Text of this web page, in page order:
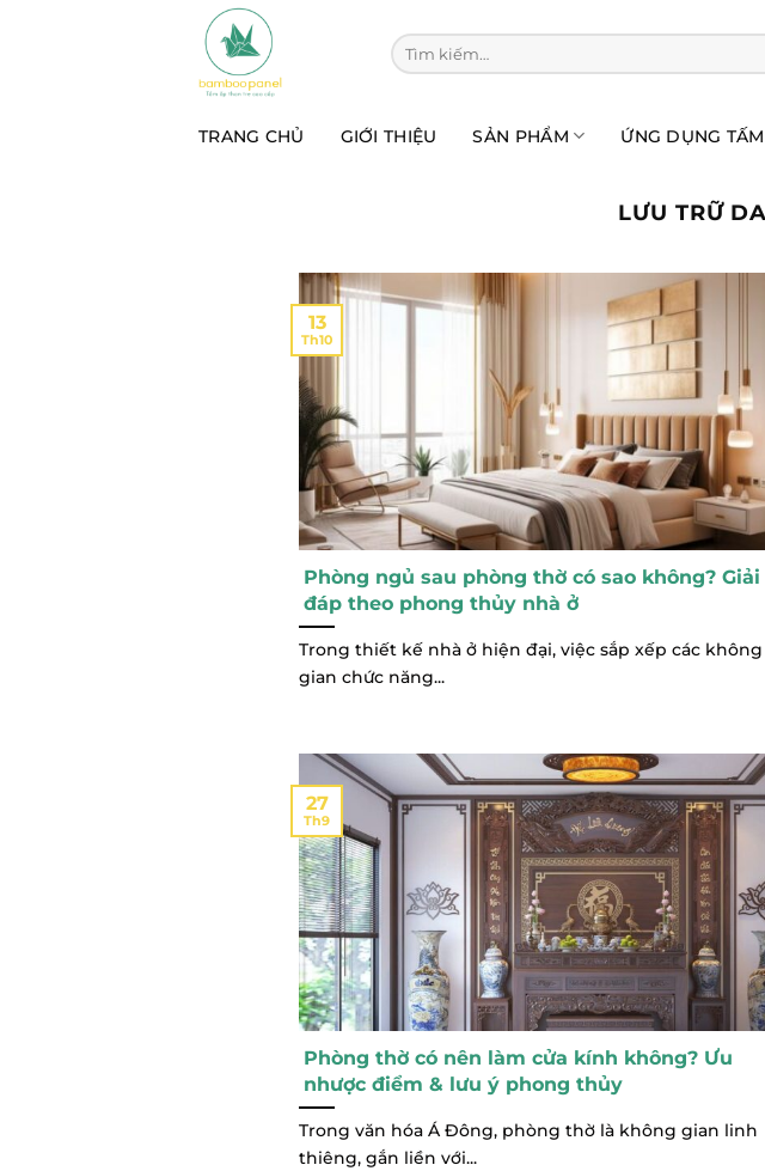
Tìm kiếm:
TRANG CHỦ GIỚI THIỆU SẢN PHẨM ỨNG DỤNG
LƯU TRỮ
Phòng ngủ sau phòng thờ có sao không? Giải
đáp theo phong thủy nhà ở
Trong thiết kế nhà ở hiện đại, việc sắp xếp các không
gian chức năng...
13
Th10
Phòng thờ có nên làm cửa kính không? Ưu
nhược điểm & lưu ý phong thủy
Trong văn hóa Á Đông, phòng thờ là không gian linh
thiêng, gắn liền với...
27
Th9